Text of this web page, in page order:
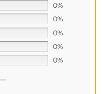
0%
0%
0%
0%
0%